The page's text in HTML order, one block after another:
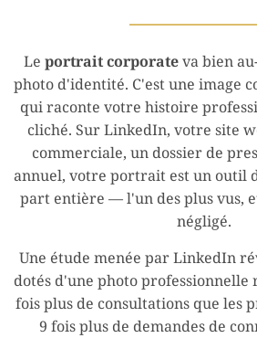
Le portrait corporate va bien
photo d'identité. C'est une image
qui raconte votre histoire
cliché. Sur LinkedIn, votre site
commerciale, un dossier de
annuel, votre portrait est un outil
part entière — l'un des plus vus,
négligé.
Une étude menée par LinkedIn
dotés d'une photo professionnelle
fois plus de consultations que les
9 fois plus de demandes de